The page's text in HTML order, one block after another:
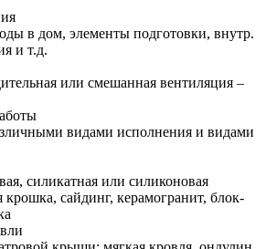
в дом, элементы подготовки, внутр.
и т.д.
или смешанная вентиляция –
видами исполнения и видами
силикатная или силиконовая
крошка, сайдинг, керамогранит, блок-